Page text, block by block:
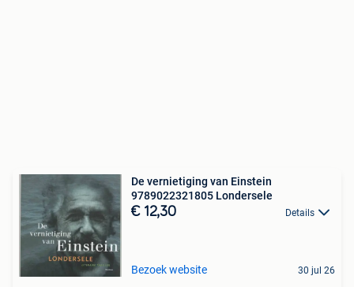
De vernietiging van Einstein
9789022321805 Londersele
€ 12,30 Details
Bezoek website 30 jul 26